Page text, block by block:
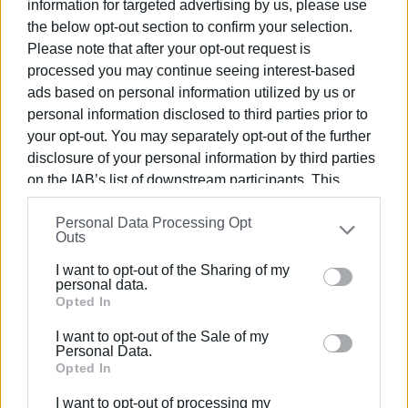
information for targeted advertising by us, please use
the below opt-out section to confirm your selection.
Please note that after your opt-out request is
processed you may continue seeing interest-based
ads based on personal information utilized by us or
personal information disclosed to third parties prior to
your opt-out. You may separately opt-out of the further
disclosure of your personal information by third parties
on the IAB’s list of downstream participants. This
information may also be disclosed by us to third parties
on theIAB’s List of Downstream Participants
that may
further disclose it to other third parties.
Please note that this website/app uses one or more
Google services and may gather and store information
behaviour. You may click to grant or deny consent to
Google and its third-party tags to use your data for
Personal Data Processing Opt
Outs
I want to opt-out of the Sharing of my
personal data.
Opted In
I want to opt-out of the Sale of my
Personal Data.
Opted In
I want to opt-out of processing my
Εμφανίσεις: 187
ΚΩΣΤΑΣ ΣΠΙΓΓΟΣ
Ο Κωνσταντίνος Χρ. Σπίγγος γεννήθηκε το 1971
στον Πειραιά, μεγάλωσε στο Χαϊδάρι και ζει
στην Κέρκυρα. Είναι νευρολόγος, απόφοιτος της
Ιατρικής Σχολής του ΕΚΠΑ, ενώ ειδικεύτηκε στο
Ψυχιατρικό Νοσοκομείο Αττικής, στο Γενικό
Νοσοκομείο Αθηνών «Γεώργιος Γεννηματάς» και
στο Ινστιτούτο Νευρολογίας του Λονδίνου. Έχει
δεκάδες διεθνείς και ελληνικές επιστημονικές